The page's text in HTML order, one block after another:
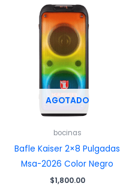
AGOTADO
bocinas
Bafle Kaiser 2×8 Pulgadas
Msa-2026 Color Negro
$1,800.00